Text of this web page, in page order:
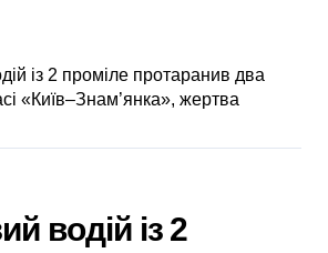
із 2 проміле протаранив два
«Київ–Знам’янка», жертва
водій із 2